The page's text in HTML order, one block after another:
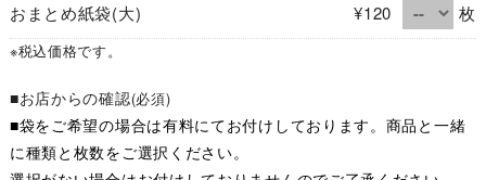
おまとめ紙袋(大) ¥120 枚
※税込価格です。
■お店からの確認(必須)
■袋をご希望の場合は有料にてお付けしております。商品と一緒
に種類と枚数をご選択ください。